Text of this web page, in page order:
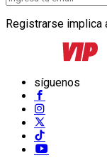
Registrarse implica
síguenos